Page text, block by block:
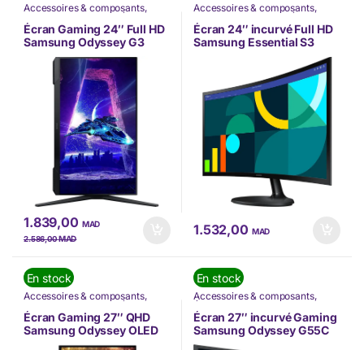
Accessoires & composants,
Accessoires Gaming
Écran PC
Gaming,Informatique,
INFORMATIQUE, Nos Marques,
PÉRIPHÉRIQUES,Samsung
Écran Gaming 24″ Full HD
Samsung Odyssey G3
G30D
(LS24DG300EUXEN)
1.839,00 MAD
2.586,00MAD
Accessoires & composants,
Accessoires Gaming
Écran PC
Gaming,INFORMATIQUE,
Informatique,Nos Marques
PÉRIPHÉRIQUES,Samsung
Écran 24″ incurvé Full HD
Samsung Essential S3
(LS24D360GAUXEN)
1.532,00 MAD
En stock
Accessoires & composants,
Gaming,Informatique,
INFORMATIQUE, Nos Marques
PÉRIPHÉRIQUES,Samsung
Écran Gaming 27″ QHD
Samsung Odyssey OLED
G6 G61SD
En stock
Accessoires & composants,
INFORMATIQUE,Nos Marques,
Samsung
Écran 27″ incurvé Gaming
Samsung Odyssey G55C
(LS27CG552EUXEN)